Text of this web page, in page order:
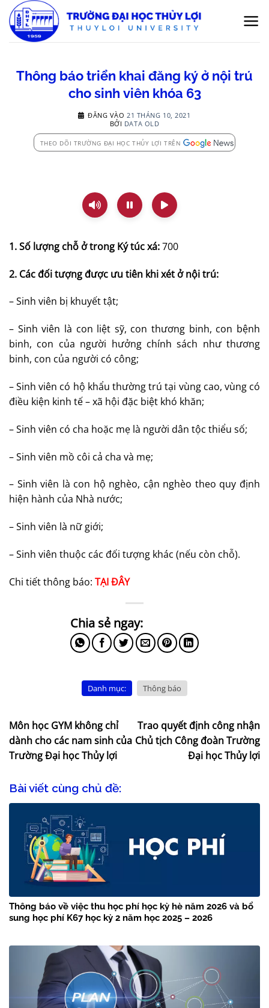
qua
nội
Thông báo triển khai đăng ký ở nội trú
cho sinh viên khóa 63
ĐĂNG VÀO 21 THÁNG 10, 2021
BỞI DATA OLD
THEO DÕI TRƯỜNG ĐẠI HỌC THỦY LỢI TRÊN
1. Số lượng chỗ ở trong Ký túc xá:700
2. Các đối tượng được ưu tiên khi xét ở nội trú:
– Sinh viên bị khuyết tật;
– Sinh viên là con liệt sỹ, con thương binh, con bệnh
binh, con của người hưởng chính sách như thương
binh, con của người có công;
– Sinh viên có hộ khẩu thường trú tại vùng cao, vùng có
điều kiện kinh tế – xã hội đặc biệt khó khăn;
– Sinh viên có cha hoặc mẹ là người dân tộc thiểu số;
– Sinh viên mồ côi cả cha và mẹ;
– Sinh viên là con hộ nghèo, cận nghèo theo quy định
hiện hành của Nhà nước;
– Sinh viên là nữ giới;
– Sinh viên thuộc các đối tượng khác (nếu còn chỗ).
Chi tiết thông báo: TẠI ĐÂY
Danh mục: Thông báo
Môn học GYM không chỉ
dành cho các nam sinh của
Trường Đại học Thủy lợi
Trao quyết định công nhận
Chủ tịch Công đoàn Trường
Đại học Thủy lợi
Bài viết cùng chủ đề:
Thông báo về việc thu học phí học kỳ hè năm 2026 và bổ
sung học phí K67 học kỳ 2 năm học 2025 – 2026